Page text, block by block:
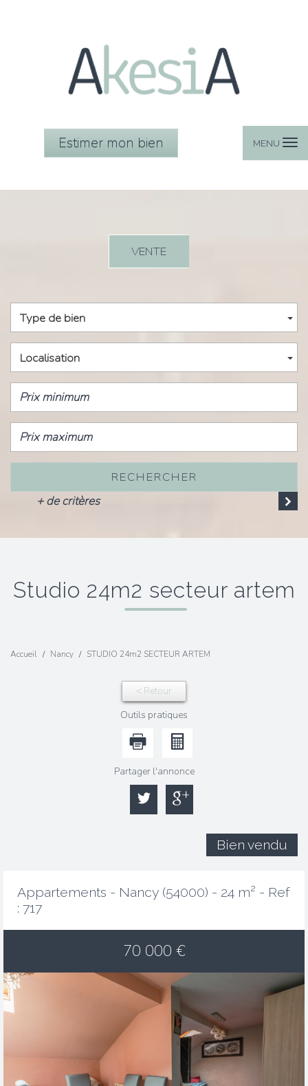
MENU
Estimer mon bien
VENTE
Type de bien
Localisation
RECHERCHER
+ de critères
studio 24m2 secteur artem
Accueil Nancy STUDIO 24m2 SECTEUR ARTEM
< Retour
Outils pratiques
Partager l'annonce
Bien vendu
Appartements - Nancy (54000) - 24 m² - Ref
: 717
70 000 €